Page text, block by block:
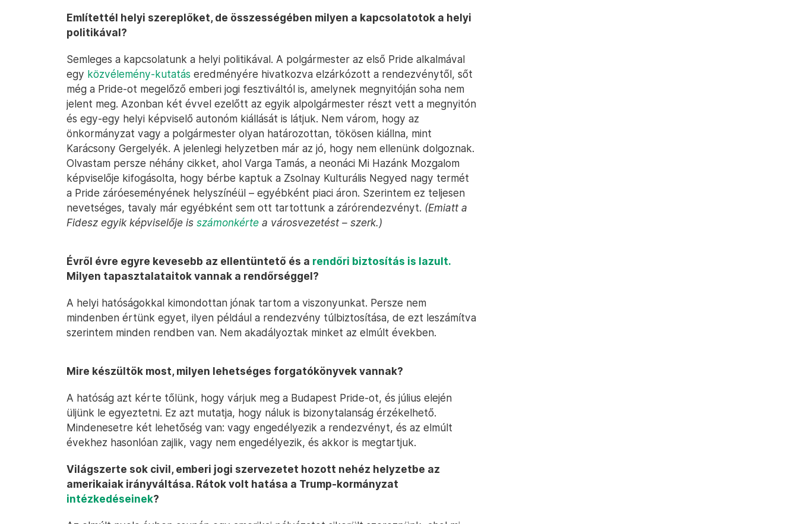
Említettél helyi szereplőket, de összességében milyen a kapcsolatotok a helyi
politikával?
Semleges a kapcsolatunk a helyi politikával. A polgármester az első Pride alkalmával
egy közvélemény-kutatás eredményére hivatkozva elzárkózott a rendezvénytől, sőt
még a Pride-ot megelőző emberi jogi fesztiváltól is, amelynek megnyitóján soha nem
jelent meg. Azonban két évvel ezelőtt az egyik alpolgármester részt vett a megnyitón
és egy-egy helyi képviselő autonóm kiállását is látjuk. Nem várom, hogy az
önkormányzat vagy a polgármester olyan határozottan, tökösen kiállna, mint
Karácsony Gergelyék. A jelenlegi helyzetben már az jó, hogy nem ellenünk dolgoznak.
Olvastam persze néhány cikket, ahol Varga Tamás, a neonáci Mi Hazánk Mozgalom
képviselője kifogásolta, hogy bérbe kaptuk a Zsolnay Kulturális Negyed nagy termét
a Pride záróeseményének helyszínéül – egyébként piaci áron. Szerintem ez teljesen
nevetséges, tavaly már egyébként sem ott tartottunk a zárórendezvényt. (Emiatt a
Fidesz egyik képviselője is számonkérte a városvezetést – szerk.)
Évről évre egyre kevesebb az ellentüntető és a rendőri biztosítás is lazult.
Milyen tapasztalataitok vannak a rendőrséggel?
A helyi hatóságokkal kimondottan jónak tartom a viszonyunkat. Persze nem
mindenben értünk egyet, ilyen például a rendezvény túlbiztosítása, de ezt leszámítva
szerintem minden rendben van. Nem akadályoztak minket az elmúlt években.
Mire készültök most, milyen lehetséges forgatókönyvek vannak?
A hatóság azt kérte tőlünk, hogy várjuk meg a Budapest Pride-ot, és július elején
üljünk le egyeztetni. Ez azt mutatja, hogy náluk is bizonytalanság érzékelhető.
Mindenesetre két lehetőség van: vagy engedélyezik a rendezvényt, és az elmúlt
évekhez hasonlóan zajlik, vagy nem engedélyezik, és akkor is megtartjuk.
Világszerte sok civil, emberi jogi szervezetet hozott nehéz helyzetbe az
amerikaiak irányváltása. Rátok volt hatása a Trump-kormányzat
intézkedéseinek?